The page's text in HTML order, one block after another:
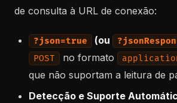
de consulta à URL de conexão:
?json=true (ou
POST no formato
que não suportam a leitura de
Detecção e Suporte